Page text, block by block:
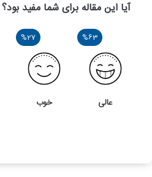
آیا این مقاله برای شما مفید بود؟
%63
عالی
%27
خوب